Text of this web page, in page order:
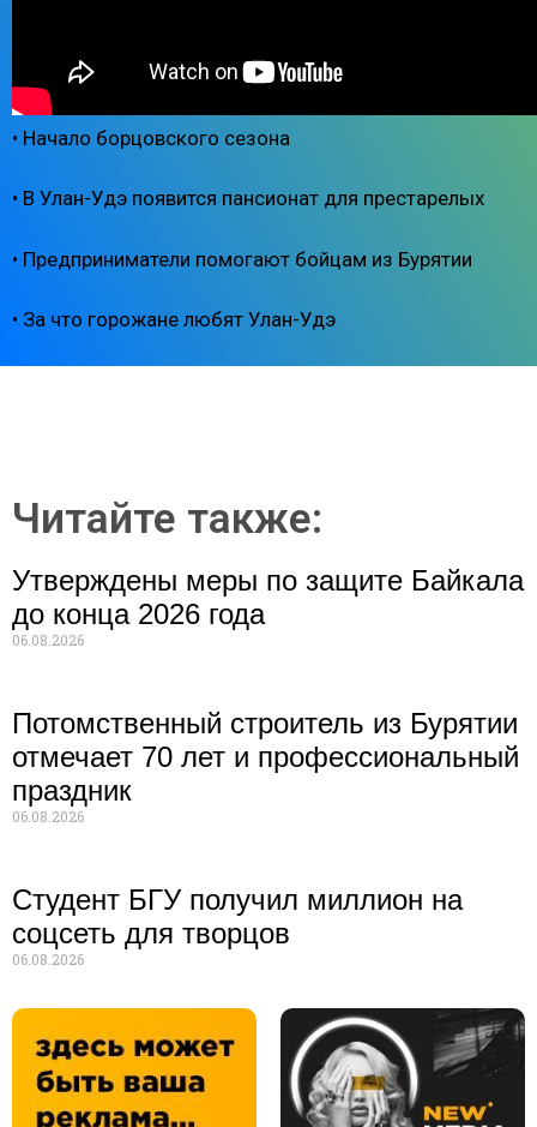
• Начало борцовского сезона
• В Улан-Удэ появится пансионат для престарелых
• Предприниматели помогают бойцам из Бурятии
• За что горожане любят Улан-Удэ
Читайте также:
Утверждены меры по защите Байкала
до конца 2026 года
06.08.2026
Потомственный строитель из Бурятии
отмечает 70 лет и профессиональный
праздник
06.08.2026
Студент БГУ получил миллион на
соцсеть для творцов
06.08.2026